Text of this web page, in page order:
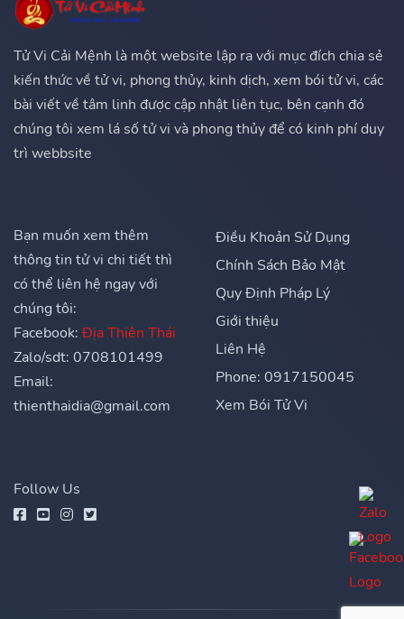
Tử Vi Cải Mệnh là một website lập ra với mục đích chia sẻ
kiến thức về tử vi, phong thủy, kinh dịch, xem bói tử vi, các
bài viết về tâm linh được cập nhật liên tục, bên cạnh đó
chúng tôi xem lá số tử vi và phong thủy để có kinh phí duy
trì webbsite
Bạn muốn xem thêm
thông tin tử vi chi tiết thì
có thể liên hệ ngay với
chúng tôi:
Facebook: Địa Thiên Thái
Zalo/sdt: 0708101499
Email:
thienthaidia@gmail.com
Điều Khoản Sử Dụng
Chính Sách Bảo Mật
Quy Định Pháp Lý
Giới thiệu
Liên Hệ
Phone: 0917150045
Xem Bói Tử Vi
Follow Us